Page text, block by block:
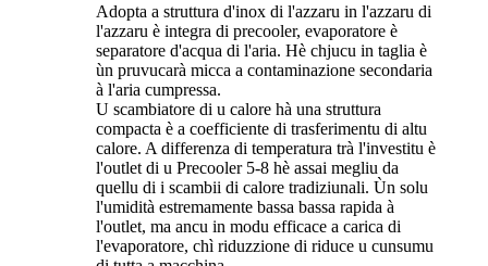
Adopta a struttura d'inox di l'azzaru in l'azzaru di
l'azzaru è integra di precooler, evaporatore è
separatore d'acqua di l'aria. Hè chjucu in taglia è
ùn pruvucarà micca a contaminazione secondaria
à l'aria cumpressa.
U scambiatore di u calore hà una struttura
compacta è a coefficiente di trasferimentu di altu
calore. A differenza di temperatura trà l'investitu è
​​l'outlet di u Precooler 5-8 hè assai megliu da
quellu di i scambii di calore tradiziunali. Ùn solu
l'umidità estremamente bassa bassa rapida à
l'outlet, ma ancu in modu efficace a carica di
l'evaporatore, chì riduzzione di riduce u cunsumu